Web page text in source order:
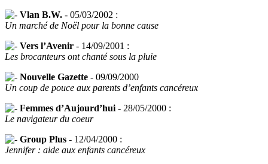
Vlan B.W. - 05/03/2002 :
Un marché de Noël pour la bonne cause
Vers l’Avenir - 14/09/2001 :
Les brocanteurs ont chanté sous la pluie
Nouvelle Gazette - 09/09/2000
Un coup de pouce aux parents d’enfants cancéreux
Femmes d’Aujourd’hui - 28/05/2000 :
Le navigateur du coeur
Group Plus - 12/04/2000 :
Jennifer : aide aux enfants cancéreux